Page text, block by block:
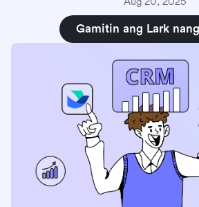
Gamitin ang Lark nang